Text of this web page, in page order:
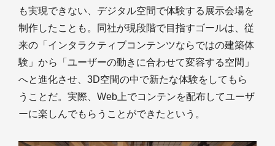
も実現できない、デジタル空間で体験する展示会場を
制作したことも。同社が現段階で目指すゴールは、従
来の「インタラクティブコンテンツならではの建築体
験」から「ユーザーの動きに合わせて変容する空間」
へと進化させ、3D空間の中で新たな体験をしてもら
うことだ。実際、Web上でコンテンを配布してユーザ
ーに楽しんでもらうことができたという。